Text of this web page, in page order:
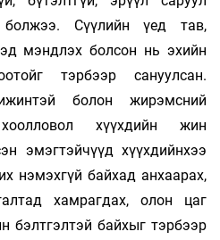
болжээ. Сүүлийн үед тав,
мэндлэх болсон нь эхийн
тэрбээр сануулсан.
болон жирэмсний
хүүх­­дийн жин
эмэгтэйчүүд хүүхдийнхээ
нэмэхгүй байхад анхаарах,
хамрагдах, олон цаг
бэлтгэлтэй байхыг тэрбээр